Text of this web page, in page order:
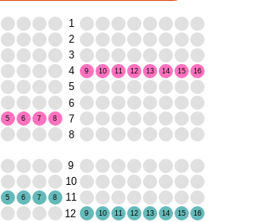
9 10 11 12 13 14 15 16
5 6 7 8
5 6 7
8
9
10 11 12 13 14 15 16
1
2
3
4
5
6
7
8
9
10
11
12